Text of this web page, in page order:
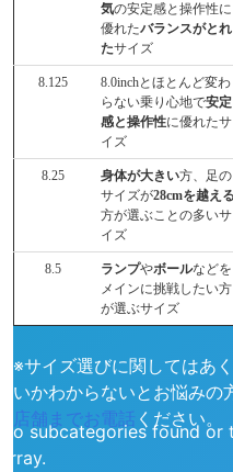
気の安定感と操作性に
優れたバランスがとれ
たサイズ
8.125
8.0inchとほとんど変わ
らない乗り心地で安定
感と操作性に優れたサ
イズ
8.25 身体が大きい方、足の
サイズが28cmを越える
方が選ぶことの多いサ
イズ
8.5 ランプやボールなどを
メインに挑戦したい方
が選ぶサイズ
※サイズ選びに関してはあ
いかわからないとお悩みの
店舗までお電話 ください。
No subcategories found
array.